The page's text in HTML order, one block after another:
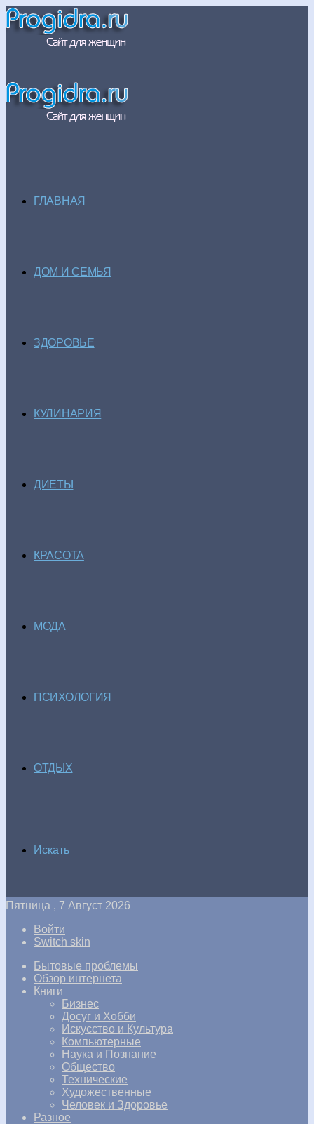
ГЛАВНАЯ
ДОМ И СЕМЬЯ
ЗДОРОВЬЕ
КУЛИНАРИЯ
ДИЕТЫ
КРАСОТА
МОДА
ПСИХОЛОГИЯ
ОТДЫХ
Искать
Пятница , 7 Август 2026
Войти
Switch skin
Бытовые проблемы
Обзор интернета
Книги
Бизнес
Досуг и Хобби
Искусство и Культура
Компьютерные
Наука и Познание
Общество
Технические
Художественные
Человек и Здоровье
Разное